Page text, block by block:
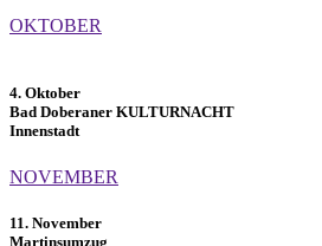
OKTOBER
4. Oktober
Bad Doberaner KULTURNACHT
Innenstadt
NOVEMBER
11. November
Martinsumzug